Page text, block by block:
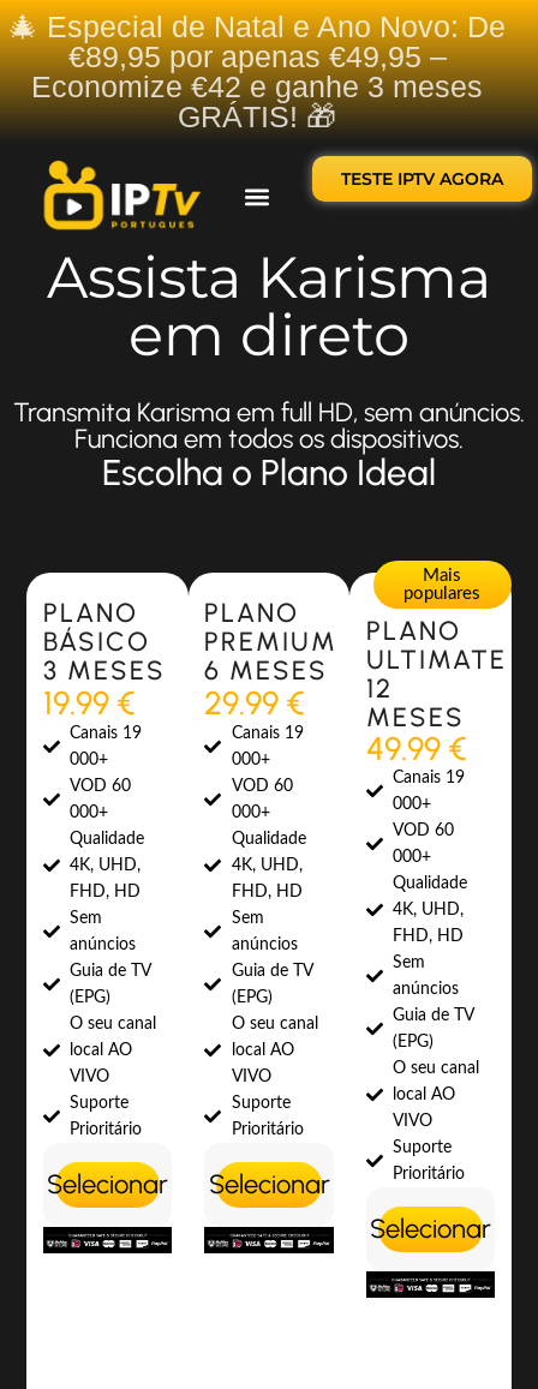
🎄 Especial de Natal e Ano Novo: De
€89,95 por apenas €49,95 –
Economize €42 e ganhe 3 meses
GRÁTIS! 🎁
TESTE IPTV AGORA
Assista Karisma
em direto
Transmita Karisma em full HD, sem anúncios.
Funciona em todos os dispositivos.
Escolha o Plano Ideal
Most Popular
PLANO
BÁSICO
3 MESES
19.99 €
Canais 19
000+
VOD 60
000+
Qualidade
4K, UHD,
FHD, HD
Sem
anúncios
Guia de TV
(EPG)
O seu canal
local AO
VIVO
Suporte
Prioritário
Selecionar
Most Popular
PLANO
PREMIUM
6 MESES
29.99 €
Canais 19
000+
VOD 60
000+
Qualidade
4K, UHD,
FHD, HD
Sem
anúncios
Guia de TV
(EPG)
O seu canal
local AO
VIVO
Suporte
Prioritário
Selecionar
Mais
populares
PLANO
ULTIMATE
12
MESES
49.99 €
Canais 19
000+
VOD 60
000+
Qualidade
4K, UHD,
FHD, HD
Sem
anúncios
Guia de TV
(EPG)
O seu canal
local AO
VIVO
Suporte
Prioritário
Selecionar